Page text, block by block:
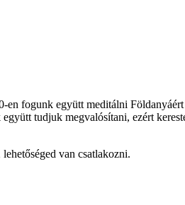
fogunk együtt meditálni
tudjuk megvalósítani, ezért
van csatlakozni.